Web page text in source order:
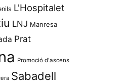
L'Hospitalet
LNJ Manresa
Prat
Promoció d'ascens
Sabadell